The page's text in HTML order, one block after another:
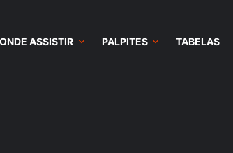
ONDE ASSISTIR PALPITES TABELAS